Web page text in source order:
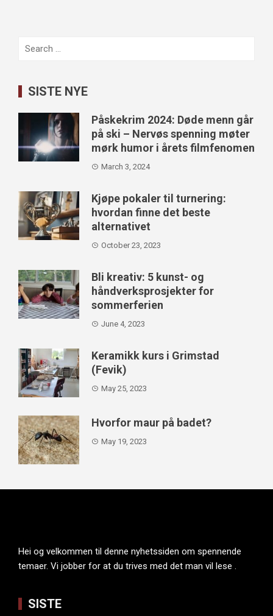
Search
SISTE NYE
Påskekrim 2024: Døde menn går
på ski – Nervøs spenning møter
mørk humor i årets filmfenomen
March 3, 2024
Kjøpe pokaler til turnering:
hvordan finne det beste
alternativet
October 23, 2023
Bli kreativ: 5 kunst- og
håndverksprosjekter for
sommerferien
June 4, 2023
Keramikk kurs i Grimstad
(Fevik)
May 25, 2023
Hvorfor maur på badet?
May 19, 2023
Hei og velkommen til denne nyhetssiden om spennende
temaer. Vi jobber for at du trives med det man vil lese .
SISTE